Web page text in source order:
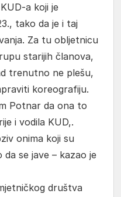
a koji je
tako da je i taj
Za tu obljetnicu
starijih članova,
trenutno ne plešu,
koreografiju.
Potnar da ona to
i vodila KUD,.
onima koji su
se jave – kazao je
društva